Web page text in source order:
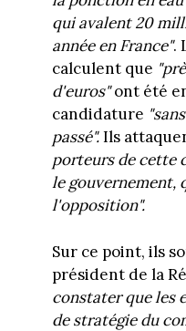
qui avalent 20
année en France".
calculent que
d'euros"ont été
candidature
passé".Ils
porteurs de cette
le gouvernement,
l'opposition".
Sur ce point, ils
président de la
constater que les
de stratégie du